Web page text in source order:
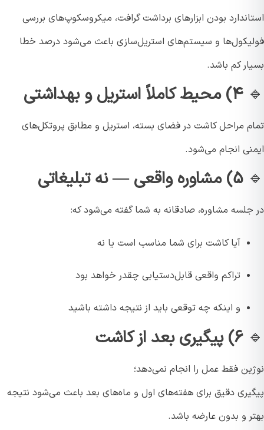
بودن ابزارهای برداشت گرافت، میکروسکوپ‌های بررسی
و سیستم‌های استریل‌سازی باعث می‌شود درصد خطا
کم باشد.
۴) محیط کاملاً استریل و بهداشتی
مراحل کاشت در فضای بسته، استریل و مطابق پروتکل‌های
انجام می‌شود.
۵) مشاوره واقعی — نه تبلیغاتی
مشاوره، صادقانه به شما گفته می‌شود که:
آیا کاشت برای شما مناسب است یا نه
تراکم واقعی قابل‌دستیابی چقدر خواهد بود
و اینکه چه توقعی باید از نتیجه داشته باشید
۶) پیگیری بعد از کاشت
فقط عمل را انجام نمی‌دهد؛
دقیق برای هفته‌های اول و ماه‌های بعد باعث می‌شود نتیجه
و بدون عارضه باشد.